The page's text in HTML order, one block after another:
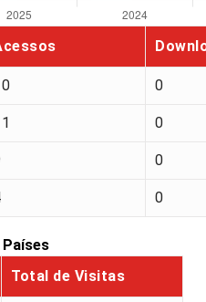
0
0
0
0
Total de Visitas